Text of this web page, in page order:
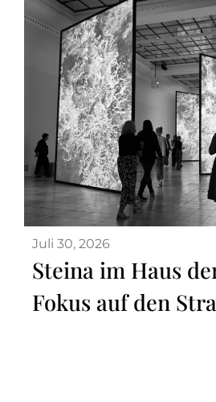
Juli 30, 2026
Steina im Haus
Fokus auf den